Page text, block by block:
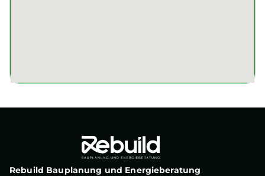
Rebuild Bauplanung und Energieberatung